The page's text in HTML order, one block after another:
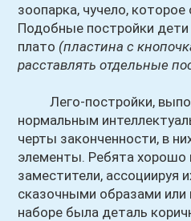
зоопарка, чучело, которое
Подобные постройки
плато (пластина с
расставлять отдельные
Лего-постройки,
нормальным
черты законченности, в
элементы. Ребята хорошо
заместители, ассоциируя
сказочными образами или
наборе была деталь